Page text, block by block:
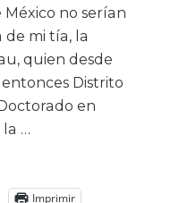
no serían
de mi tía, la
quien desde
Distrito
en
la …
Imprimir